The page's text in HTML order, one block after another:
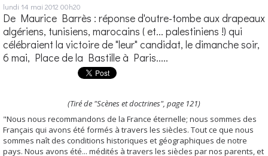
lundi 14 mai 2012 00h20
De Maurice Barrès : réponse d'outre-tombe aux drapeaux
algériens, tunisiens, marocains ( et... palestiniens !) qui
célébraient la victoire de "leur" candidat, le dimanche soir,
6 mai, Place de la Bastille à Paris.....
(Tiré de "Scènes et doctrines", page 121)
"Nous nous recommandons de la France éternelle; nous sommes des
Français qui avons été formés à travers les siècles. Tout ce que nous
sommes naît des conditions historiques et géographiques de notre
pays. Nous avons été... médités à travers les siècles par nos parents, et